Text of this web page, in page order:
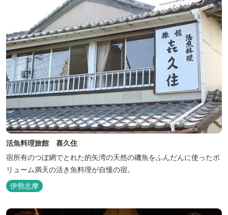
活魚料理旅館 喜久住
宿所有のつぼ網でとれた的矢湾の天然の磯魚をふんだんに使ったボ
リューム満天の活き魚料理が自慢の宿。
伊勢志摩